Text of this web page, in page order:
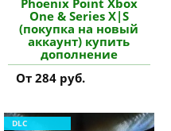
One & Series X|S
(покупка на новый
аккаунт) купить
дополнение
От 284 руб.
DLC